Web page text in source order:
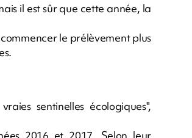
il est sûr que cette année, la
le prélèvement plus
sentinelles écologiques",
2016 et 2017. Selon leur